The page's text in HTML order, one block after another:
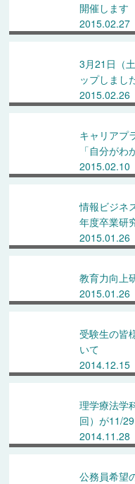
開催します
2015.02.27
3月21日（
ップしまし
2015.02.26
キャリアプ
「自分が
2015.02.10
情報ビジネ
年度卒業研
2015.01.26
教育力向上
2015.01.26
受験生の皆
いて
2014.12.15
理学療法学
回）が11/
2014.11.28
公務員希望